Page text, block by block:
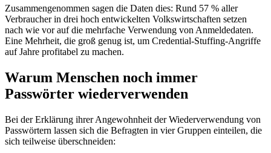
Zusammengenommen sagen die Daten dies: Rund 57 % aller
Verbraucher in drei hoch entwickelten Volkswirtschaften setzen
nach wie vor auf die mehrfache Verwendung von Anmeldedaten.
Eine Mehrheit, die groß genug ist, um Credential-Stuffing-Angriffe
auf Jahre profitabel zu machen.
Warum Menschen noch immer
Passwörter wiederverwenden
Bei der Erklärung ihrer Angewohnheit der Wiederverwendung von
Passwörtern lassen sich die Befragten in vier Gruppen einteilen, die
sich teilweise überschneiden: